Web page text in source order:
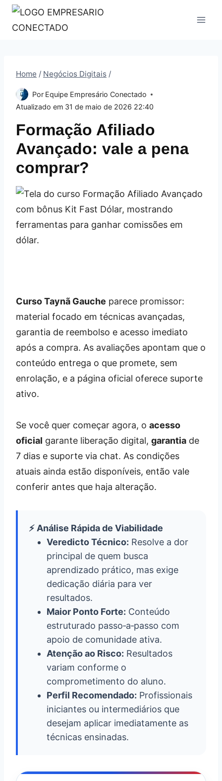
Pular
para
Home / Negócios Digitais /
Por Equipe Empresário Conectado
Atualizado em 31 de maio de 2026 22:40
Formação Afiliado
Avançado: vale a pena
comprar?
Curso Taynã Gauche parece promissor:
material focado em técnicas avançadas,
garantia de reembolso e acesso imediato
após a compra. As avaliações apontam que o
conteúdo entrega o que promete, sem
enrolação, e a página oficial oferece suporte
ativo.
Se você quer começar agora, o acesso
oficial garante liberação digital, garantia de
7 dias e suporte via chat. As condições
atuais ainda estão disponíveis, então vale
conferir antes que haja alteração.
⚡ Análise Rápida de Viabilidade
Veredicto Técnico: Resolve a dor
principal de quem busca
aprendizado prático, mas exige
dedicação diária para ver
resultados.
Maior Ponto Forte: Conteúdo
estruturado passo‑a‑passo com
apoio de comunidade ativa.
Atenção ao Risco: Resultados
variam conforme o
comprometimento do aluno.
Perfil Recomendado: Profissionais
iniciantes ou intermediários que
desejam aplicar imediatamente as
técnicas ensinadas.